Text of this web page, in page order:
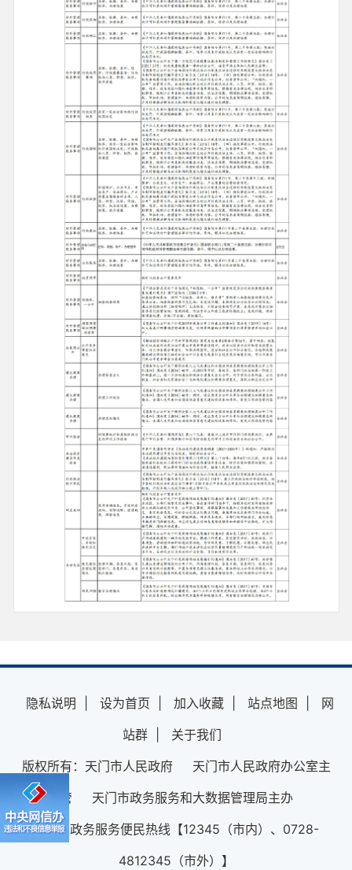
隐私说明 设为首页 加入收藏 站点地图
网
站群
关于我们
版权所有：天门市人民政府 天门市人民政府办公室主
管 天门市政务服务和大数据管理局主办
12345政务服务便民热线【12345（市内）、0728-
4812345（市外）】